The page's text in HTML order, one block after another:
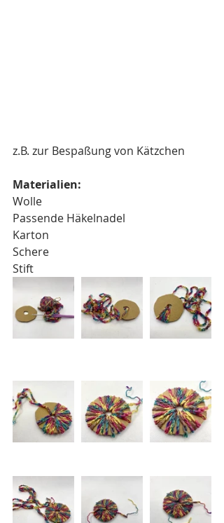
z.B. zur Bespaßung von Kätzchen
Materialien:
Wolle
Passende Häkelnadel
Karton
Schere
Stift